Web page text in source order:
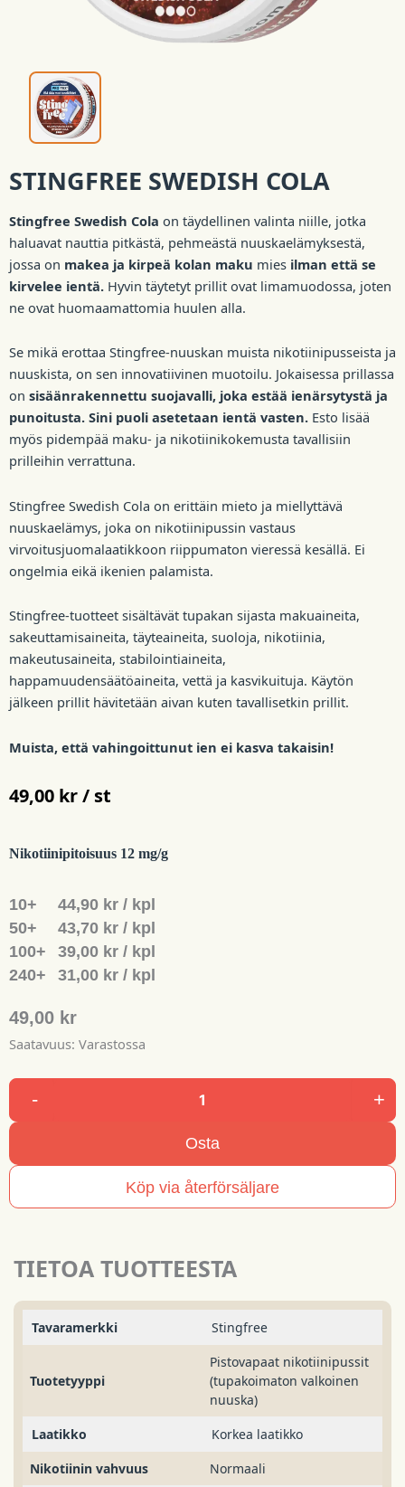
STINGFREE SWEDISH COLA
Stingfree Swedish Cola on täydellinen valinta niille, jotka
haluavat nauttia pitkästä, pehmeästä nuuskaelämyksestä,
jossa on makea ja kirpeä kolan maku mies ilman että se
kirvelee ientä. Hyvin täytetyt prillit ovat limamuodossa, joten
ne ovat huomaamattomia huulen alla.
Se mikä erottaa Stingfree-nuuskan muista nikotiinipusseista ja
nuuskista, on sen innovatiivinen muotoilu. Jokaisessa prillassa
on sisäänrakennettu suojavalli, joka estää ienärsytystä ja
punoitusta. Sini puoli asetetaan ientä vasten. Esto lisää
myös pidempää maku- ja nikotiinikokemusta tavallisiin
prilleihin verrattuna.
Stingfree Swedish Cola on erittäin mieto ja miellyttävä
nuuskaelämys, joka on nikotiinipussin vastaus
virvoitusjuomalaatikkoon riippumaton vieressä kesällä. Ei
ongelmia eikä ikenien palamista.
Stingfree-tuotteet sisältävät tupakan sijasta makuaineita,
sakeuttamisaineita, täyteaineita, suoloja, nikotiinia,
makeutusaineita, stabilointiaineita,
happamuudensäätöaineita, vettä ja kasvikuituja. Käytön
jälkeen prillit hävitetään aivan kuten tavallisetkin prillit.
Muista, että vahingoittunut ien ei kasva takaisin!
49,00 kr / st
Nikotiinipitoisuus 12 mg/g
10+
44,90 kr / kpl
50+
43,70 kr / kpl
100+
39,00 kr / kpl
240+
31,00 kr / kpl
49,00 kr
Saatavuus: Varastossa
Swedish
määrä
- +
Osta
Köp via återförsäljare
TIETOA TUOTTEESTA
Tavaramerkki Stingfree
Tuotetyyppi
Pistovapaat nikotiinipussit
(tupakoimaton valkoinen
nuuska)
Laatikko
Korkea laatikko
Nikotiinin vahvuus
Normaali